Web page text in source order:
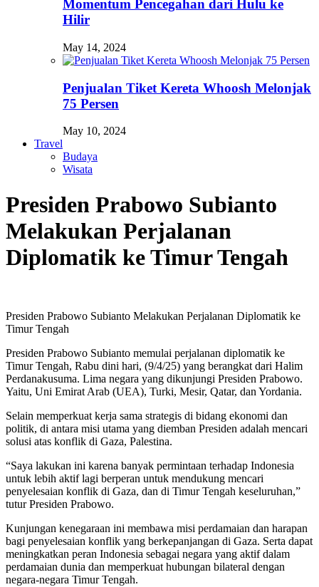
Momentum Pencegahan dari Hulu ke
Hilir
May 14, 2024
Penjualan Tiket Kereta Whoosh Melonjak
75 Persen
May 10, 2024
Travel
Budaya
Wisata
Presiden Prabowo Subianto
Melakukan Perjalanan
Diplomatik ke Timur Tengah
Presiden Prabowo Subianto Melakukan Perjalanan Diplomatik ke
Timur Tengah
Presiden Prabowo Subianto memulai perjalanan diplomatik ke
Timur Tengah, Rabu dini hari, (9/4/25) yang berangkat dari Halim
Perdanakusuma. Lima negara yang dikunjungi Presiden Prabowo.
Yaitu, Uni Emirat Arab (UEA), Turki, Mesir, Qatar, dan Yordania.
Selain memperkuat kerja sama strategis di bidang ekonomi dan
politik, di antara misi utama yang diemban Presiden adalah mencari
solusi atas konflik di Gaza, Palestina.
“Saya lakukan ini karena banyak permintaan terhadap Indonesia
untuk lebih aktif lagi berperan untuk mendukung mencari
penyelesaian konflik di Gaza, dan di Timur Tengah keseluruhan,”
tutur Presiden Prabowo.
Kunjungan kenegaraan ini membawa misi perdamaian dan harapan
bagi penyelesaian konflik yang berkepanjangan di Gaza. Serta dapat
meningkatkan peran Indonesia sebagai negara yang aktif dalam
perdamaian dunia dan memperkuat hubungan bilateral dengan
negara-negara Timur Tengah.